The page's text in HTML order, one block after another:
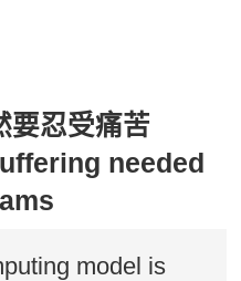
要忍受痛苦
needed
model is